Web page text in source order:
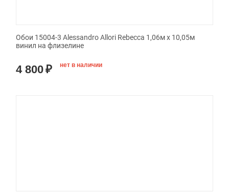
Обои 15004-3 Alessandro Allori Rebecca 1,06м х 10,05м
винил на флизелине
4 800₽ нет в наличии